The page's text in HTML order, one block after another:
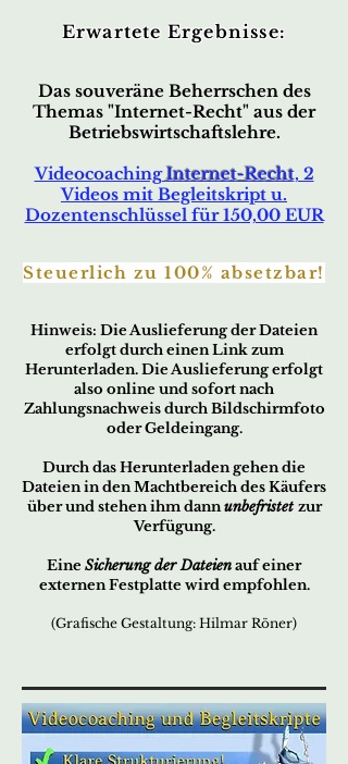
Erwartete Ergebnisse:
Das souveräne Beherrschen des
Themas "Internet-Recht" aus der
Betriebswirtschaftslehre.
VideocoachingInternet-Recht, 2
Videos mit Begleitskript u.
Dozentenschlüssel für 150,00 EUR
Steuerlich zu 100% absetzbar!
Hinweis: Die Auslieferung der Dateien
erfolgt durch einen Link zum
Herunterladen. Die Auslieferung erfolgt
also online und sofort nach
Zahlungsnachweis durch Bildschirmfoto
oder Geldeingang.
Durch das Herunterladen gehen die
Dateien in den Machtbereich des Käufers
über und stehen ihm dannunbefristetzur
Verfügung.
Eine Sicherung der Dateienauf einer
externen Festplatte wird empfohlen.
(Grafische Gestaltung: Hilmar Röner)